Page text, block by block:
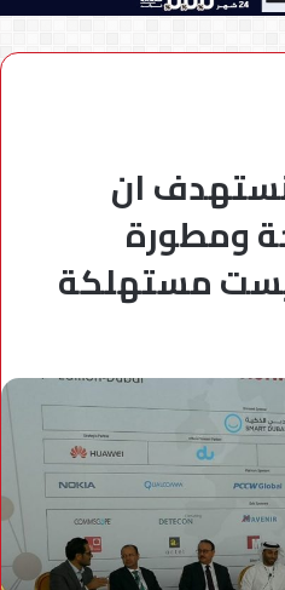
نستهدف ان
ومطورة
مستهلكة